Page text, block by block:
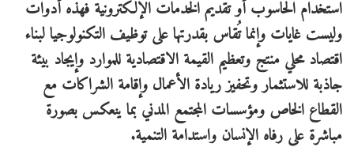
استخدام الحاسوب أو تقديم الخدمات الإلكترونية فهذه أدوات
وليست غايات وإنما تُقاس بقدرتها على توظيف التكنولوجيا لبناء
اقتصاد محلي منتج وتعظيم القيمة الاقتصادية للموارد وإيجاد بيئة
جاذبة للاستثمار وتحفيز ريادة الأعمال وإقامة الشراكات مع
القطاع الخاص ومؤسسات المجتمع المدني بما ينعكس بصورة
مباشرة على رفاه الإنسان واستدامة التنمية.